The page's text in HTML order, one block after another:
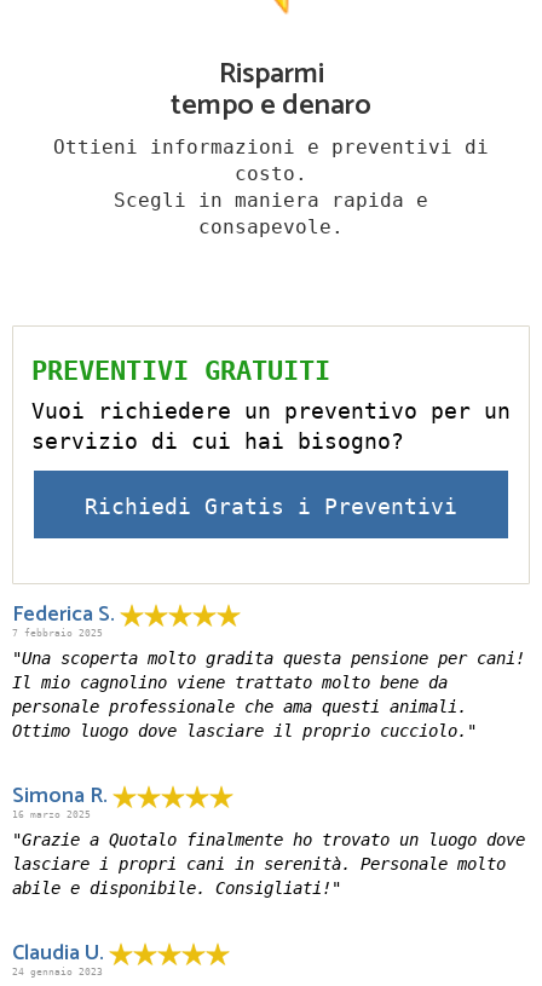
Risparmi
tempo e denaro
Ottieni informazioni e preventivi di
costo.
Scegli in maniera rapida e
consapevole.
PREVENTIVI GRATUITI
Vuoi richiedere un preventivo per un
servizio di cui hai bisogno?
Richiedi Gratis i Preventivi
Federica S.
7 febbraio 2025
"Una scoperta molto gradita questa pensione per cani!
Il mio cagnolino viene trattato molto bene da
personale professionale che ama questi animali.
Ottimo luogo dove lasciare il proprio cucciolo."
Simona R.
16 marzo 2025
"Grazie a Quotalo finalmente ho trovato un luogo dove
lasciare i propri cani in serenità. Personale molto
abile e disponibile. Consigliati!"
Claudia U.
24 gennaio 2023